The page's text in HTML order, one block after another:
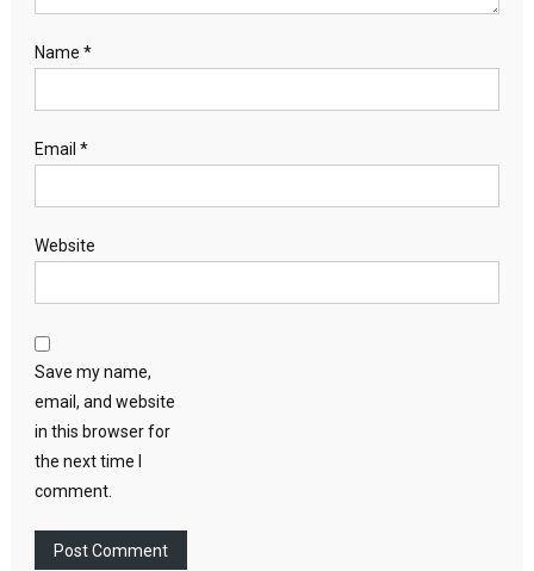
Name *
Email *
Website
Save my name,
email, and website
in this browser for
the next time I
comment.